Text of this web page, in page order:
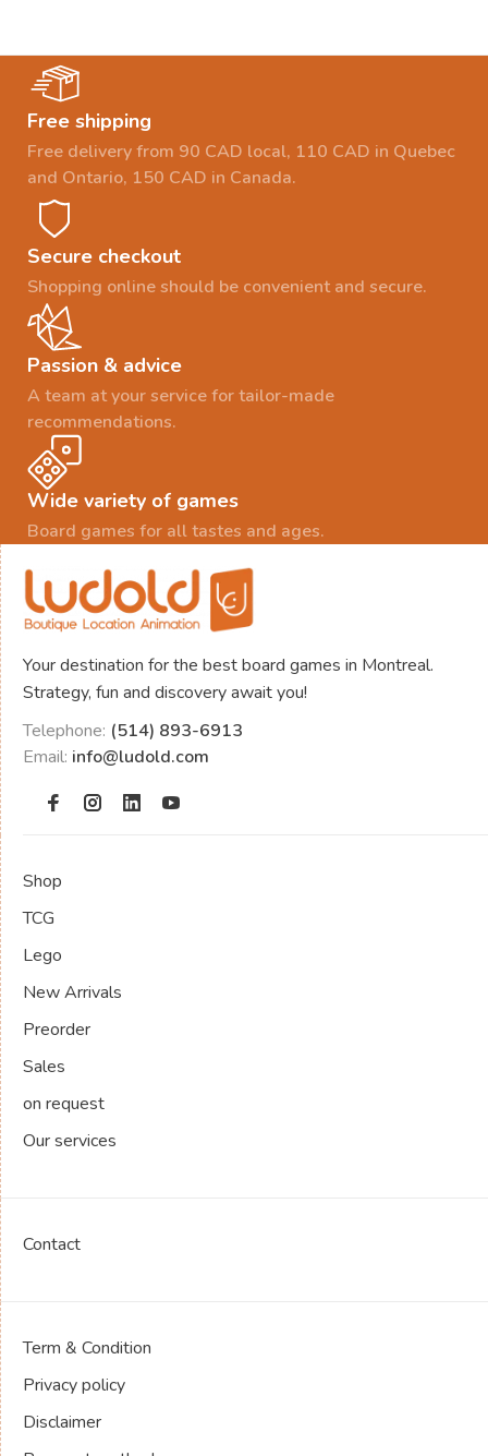
Free shipping
Free delivery from 90 CAD local, 110 CAD in Quebec
and Ontario, 150 CAD in Canada.
Secure checkout
Shopping online should be convenient and secure.
Passion & advice
A team at your service for tailor-made
recommendations.
Wide variety of games
Board games for all tastes and ages.
Your destination for the best board games in Montreal.
Strategy, fun and discovery await you!
Telephone: (514) 893-6913
Email: info@ludold.com
Shop
TCG
Lego
New Arrivals
Preorder
Sales
on request
Our services
Contact
Term & Condition
Privacy policy
Disclaimer